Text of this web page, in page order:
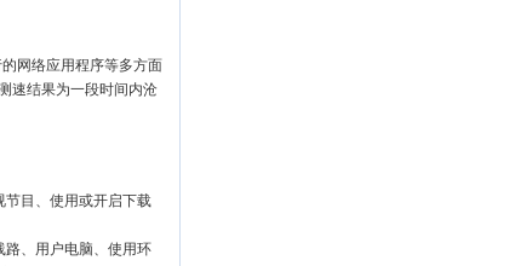
网络应用程序等多方面
速结果为一段时间内沧
节目、使用或开启下载
路、用户电脑、使用环